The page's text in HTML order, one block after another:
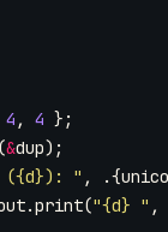
4 , 4 };
(&dup);
({d}): " , .{
.print("{d} " ,